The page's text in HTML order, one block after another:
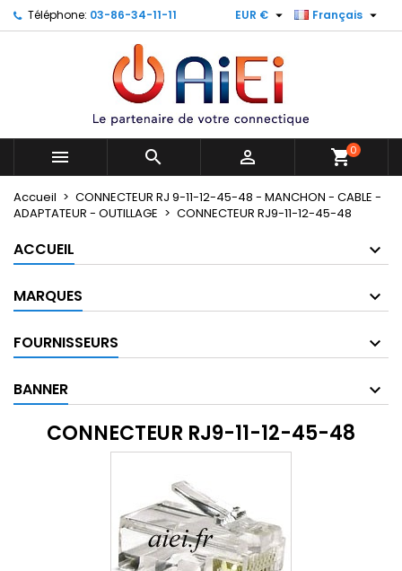
Téléphone: 03-86-34-11-11 Français 
EUR € 
   shopping_cart0
Accueil
CONNECTEUR RJ 9-11-12-45-48 - MANCHON - CABLE -
ADAPTATEUR - OUTILLAGE
CONNECTEUR RJ9-11-12-45-48
ACCUEIL
MARQUES
FOURNISSEURS
BANNER
CONNECTEUR RJ9-11-12-45-48
Mes listes ×
Créer une nouvelle liste
((modalTitle)) ×
((confirmMessage))
((cancelText)) ((modalDeleteText))
Créer une liste d'envies ×
Nom de la liste d'envies
Annuler Créer une liste d'envies
Connexion ×
Vous devez être connecté pour ajouter des produits
à votre liste d'envies.
Annuler Connexion